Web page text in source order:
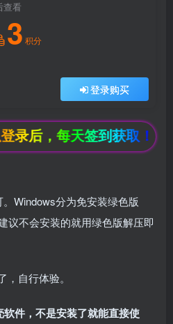
梅林iptv+5.2.0
电视直播软件
最新电视直播
源地址分享-
查看
3 积分
登录购买
后，每天签到获取！
Windows分为免安装绿色版
议不会安装的就用绿色版解压即
自行体验。
件，不是安装了就能直接使